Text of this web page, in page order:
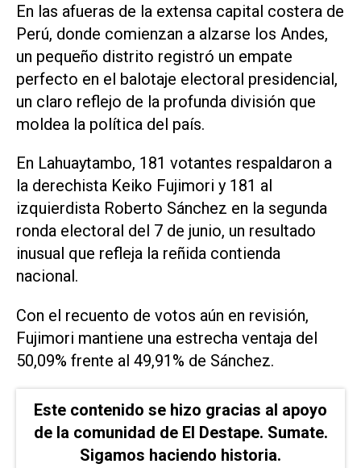
En las ​afueras de la extensa capital costera de
Perú, donde comienzan a alzarse los Andes,
un pequeño distrito registró un empate
perfecto en el balotaje electoral presidencial,
un claro reflejo de la profunda división que
moldea la política del país.
En Lahuaytambo, 181 votantes respaldaron ‌a
la derechista Keiko Fujimori y 181 al
izquierdista Roberto ‌Sánchez en la segunda
ronda electoral del 7 de junio, un resultado
inusual que refleja la reñida contienda
nacional.
Con el recuento de votos aún en revisión,
Fujimori mantiene una estrecha ventaja del
50,09% frente al 49,91% de Sánchez.
Este contenido se hizo gracias al apoyo
de la comunidad de El Destape. Sumate.
Sigamos haciendo historia.